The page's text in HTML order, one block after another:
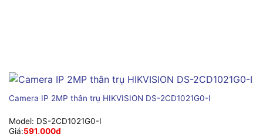
Camera IP 2MP thân trụ HIKVISION DS-2CD1021G0-I
Model: DS-2CD1021G0-I
Giá:591,000₫